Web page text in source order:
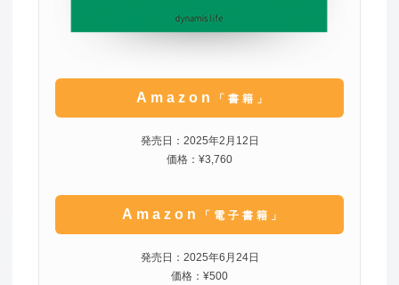
Amazon 「書籍」
発売日：2025年2月12日
価格：¥3,760
Amazon 「電子書籍」
発売日：2025年6月24日
価格：¥500